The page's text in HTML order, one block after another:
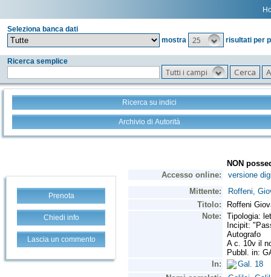
Seleziona banca dati
mostra
25 risultati per
Ricerca semplice
Tutti i campi
Ricerca su indici
Archivio di Autorità
Prenota
Chiedi info
Lascia un commento